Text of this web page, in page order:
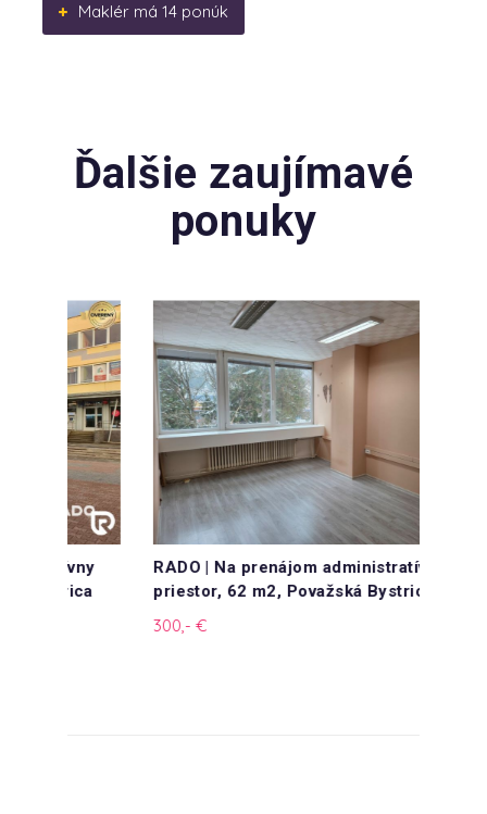
Maklér má 14 ponúk
Ďalšie zaujímavé
ponuky
RADO | Na prenájom administratívny
priestor, 62 m2, Považská Bystrica